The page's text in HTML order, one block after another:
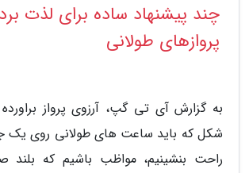
چند پیشنهاد ساده برای لذت
پروازهای طولانی
به گزارش آی تی گپ، آرزوی پرواز
شکل که باید ساعت های طولانی روی یک
راحت بنشینیم، مواظب باشیم که بلند